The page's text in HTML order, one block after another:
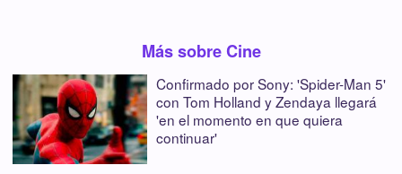
Más sobre Cine
Confirmado por Sony: 'Spider-Man 5'
con Tom Holland y Zendaya llegará
'en el momento en que quiera
continuar'